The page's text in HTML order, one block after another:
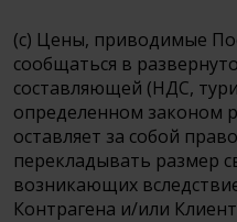
(c) Цены, приводимые
сообщаться в
составляющей (НДС,
определенном законом
оставляет за собой
перекладывать размер
возникающих
Контрагена и/или